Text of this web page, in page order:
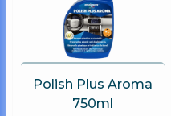
Polish Plus Aroma
750ml